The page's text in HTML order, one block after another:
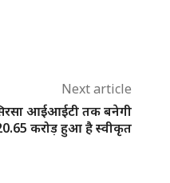
Next article
आईआईटी तक बनेगी
करोड़ हुआ है स्वीकृत